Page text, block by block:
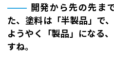
開発から先の先ま
た、塗料は「半製品」で
ようやく「製品」になる
すね。